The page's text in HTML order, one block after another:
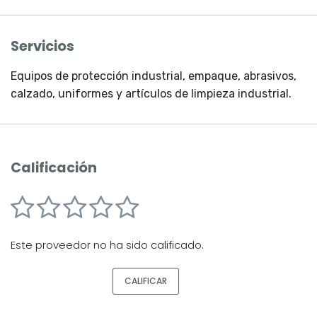
Servicios
Equipos de protección industrial, empaque, abrasivos,
calzado, uniformes y artí­culos de limpieza industrial.
Calificación
Este proveedor no ha sido calificado.
CALIFICAR